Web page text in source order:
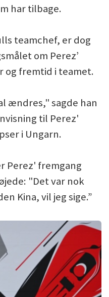
har tilbage.
teamchef, er dog
om Perez’
fremtid i teamet.
ændres," sagde han
til Perez'
i Ungarn.
Perez' fremgang
"Det var nok
Kina, vil jeg sige.”